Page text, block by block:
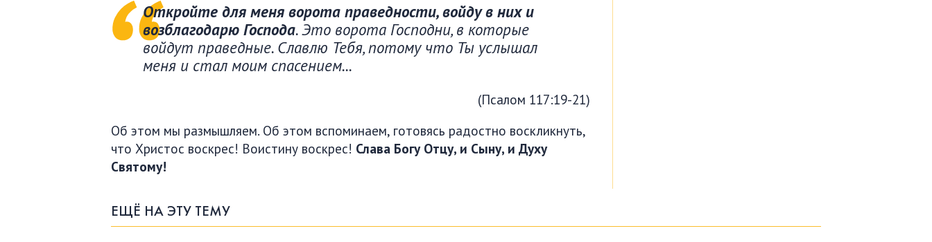
Откройте для меня ворота праведности, войду в них и
возблагодарю Господа. Это ворота Господни, в которые
войдут праведные. Славлю Тебя, потому что Ты услышал
меня и стал моим спасением...
(Псалом 117:19-21)
Об этом мы размышляем. Об этом вспоминаем, готовясь радостно воскликнуть,
что Христос воскрес! Воистину воскрес! Слава Богу Отцу, и Сыну, и Духу
Святому!
ЕЩЁ НА ЭТУ ТЕМУ